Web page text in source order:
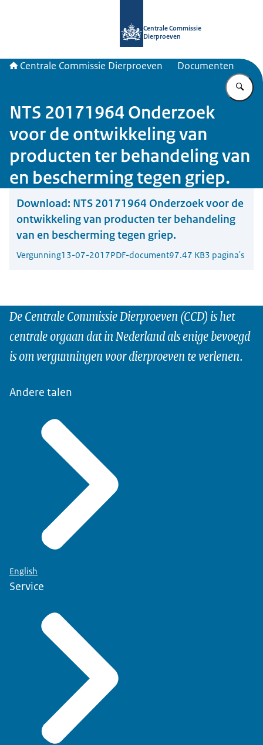
Centrale Commissie
Dierproeven
Centrale Commissie Dierproeven Documenten
NTS 20171964 Onderzoek
voor de ontwikkeling van
producten ter behandeling van
en bescherming tegen griep.
Download: NTS 20171964 Onderzoek voor de
ontwikkeling van producten ter behandeling
van en bescherming tegen griep.
Vergunning13-07-2017PDF-document97.47 KB3 pagina's
De Centrale Commissie Dierproeven (CCD) is het
centrale orgaan dat in Nederland als enige bevoegd
is om vergunningen voor dierproeven te verlenen.
Andere talen
English
Service